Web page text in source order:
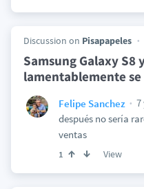
Discussion on Pisapapeles
Samsung Galaxy S8
lamentablemente
Felipe Sanchez
7
después no sería
ventas
1 View